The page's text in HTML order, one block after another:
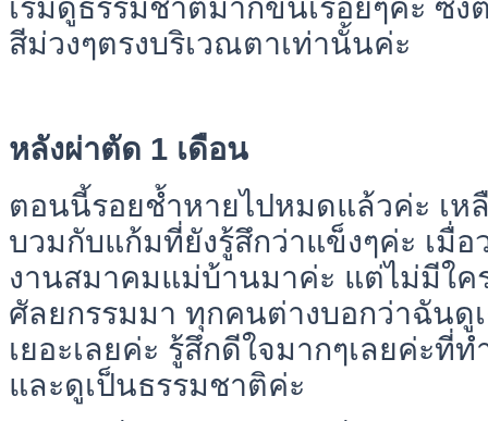
เริ่มดูธรรมชาติมากขึ้นเรื่อยๆค่ะ ซึ่
สีม่วงๆตรงบริเวณตาเท่านั้นค่ะ
หลังผ่าตัด 1 เดือน
ตอนนี้รอยช้ำหายไปหมดแล้วค่ะ เห
บวมกับแก้มที่ยังรู้สึกว่าแข็งๆค่ะ เมื่อ
งานสมาคมแม่บ้านมาค่ะ แต่ไม่มีใค
ศัลยกรรมมา ทุกคนต่างบอกว่าฉันดู
เยอะเลยค่ะ รู้สึกดีใจมากๆเลยค่ะที่
และดูเป็นธรรมชาติค่ะ